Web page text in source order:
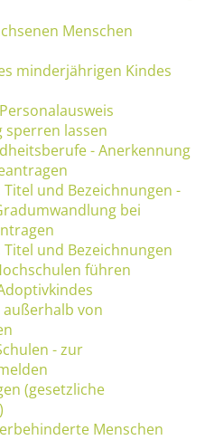
Menschen
minderjährigen Kindes
sperren lassen
- Anerkennung
und Bezeichnungen -
bei
und Bezeichnungen
führen
von
- zur
(gesetzliche
Menschen